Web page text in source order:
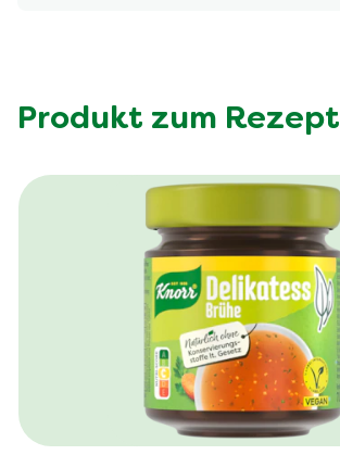
Produkt zum Rezept